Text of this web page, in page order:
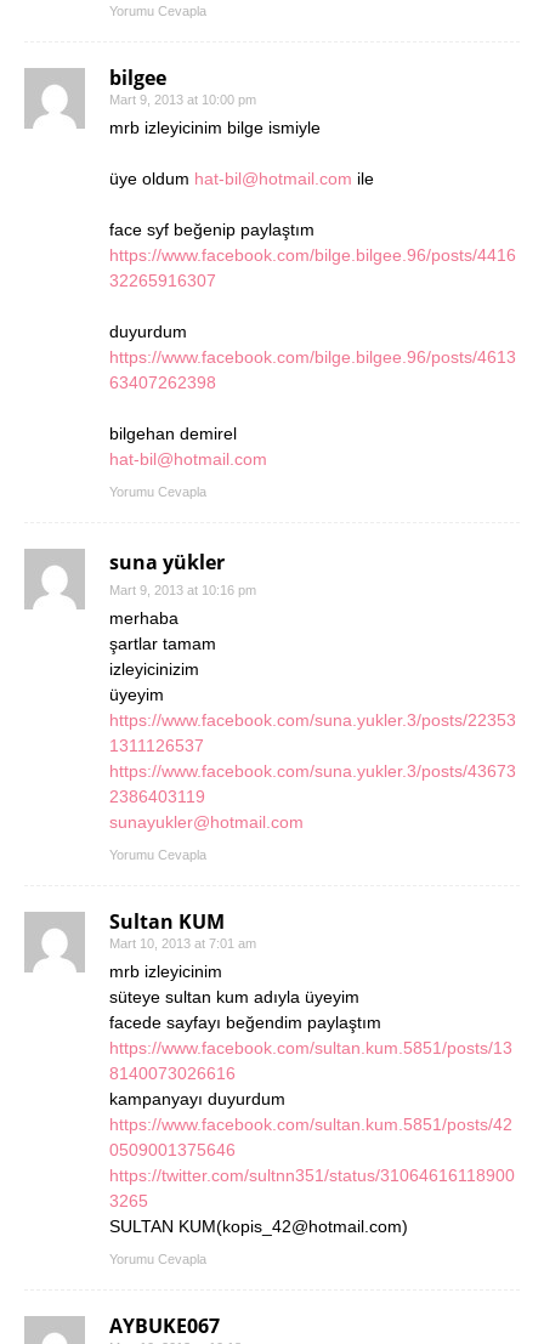
Yorumu Cevapla
bilgee
Mart 9, 2013 at 10:00 pm
mrb izleyicinim bilge ismiyle
üye oldum hat-bil@hotmail.com ile
face syf beğenip paylaştım
https://www.facebook.com/bilge.bilgee.96/posts/4416
32265916307
duyurdum
https://www.facebook.com/bilge.bilgee.96/posts/4613
63407262398
bilgehan demirel
hat-bil@hotmail.com
Yorumu Cevapla
suna yükler
Mart 9, 2013 at 10:16 pm
merhaba
şartlar tamam
izleyicinizim
üyeyim
https://www.facebook.com/suna.yukler.3/posts/22353
1311126537
https://www.facebook.com/suna.yukler.3/posts/43673
2386403119
sunayukler@hotmail.com
Yorumu Cevapla
Sultan KUM
Mart 10, 2013 at 7:01 am
mrb izleyicinim
süteye sultan kum adıyla üyeyim
facede sayfayı beğendim paylaştım
https://www.facebook.com/sultan.kum.5851/posts/13
8140073026616
kampanyayı duyurdum
https://www.facebook.com/sultan.kum.5851/posts/42
0509001375646
https://twitter.com/sultnn351/status/31064616118900
3265
SULTAN KUM(kopis_42@hotmail.com)
Yorumu Cevapla
AYBUKE067